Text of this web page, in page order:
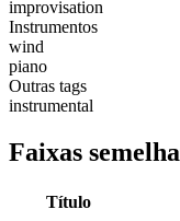
improvisation
Instrumentos
wind
piano
Outras tags
instrumental
Faixas
Título